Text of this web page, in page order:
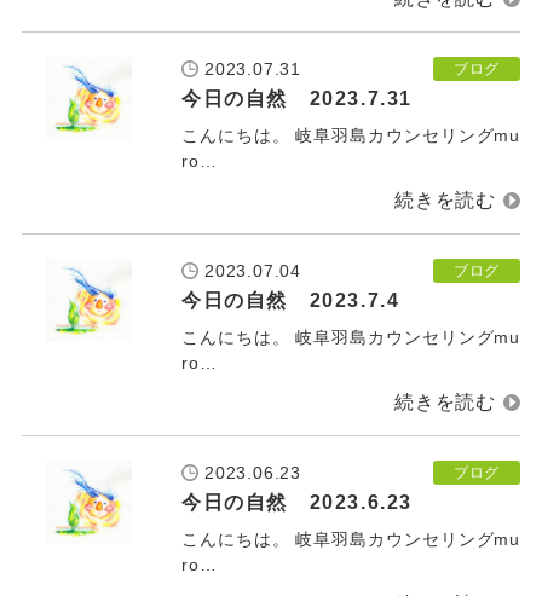
2023.07.31 ブログ
今日の自然 2023.7.31
こんにちは。 岐阜羽島カウンセリングmu
ro…
2023.07.04 ブログ
今日の自然 2023.7.4
こんにちは。 岐阜羽島カウンセリングmu
ro…
2023.06.23 ブログ
今日の自然 2023.6.23
こんにちは。 岐阜羽島カウンセリングmu
ro…